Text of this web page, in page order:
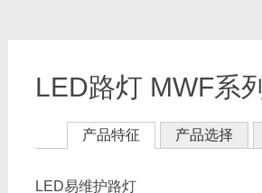
LED路灯 MWF系列
产品特征 产品选择
LED易维护路灯